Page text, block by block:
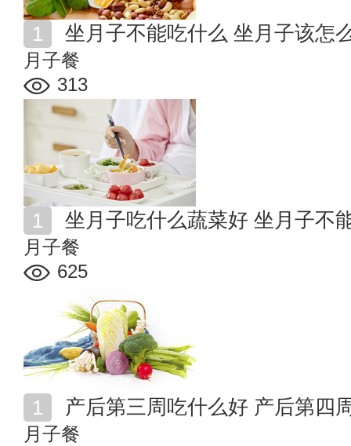
坐月子不能吃什么 坐月子该怎
月子餐
313
坐月子吃什么蔬菜好 坐月子不
月子餐
625
产后第三周吃什么好 产后第四
月子餐